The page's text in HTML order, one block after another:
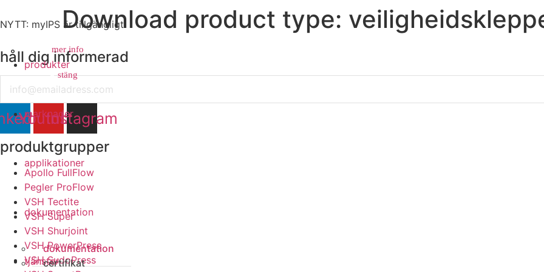
NYTT: myIPS är tillgängligt
mer info
stäng
stäng
produkter
marknader
applikationer
dokumentation
dokumentation
certifikat
tjänster
Download product type:
håll dig informerad
Youtube
Instagram
produktgrupper
Apollo FullFlow
Pegler ProFlow
VSH Tectite
VSH Super
VSH Shurjoint
VSH PowerPress
VSH SudoPress